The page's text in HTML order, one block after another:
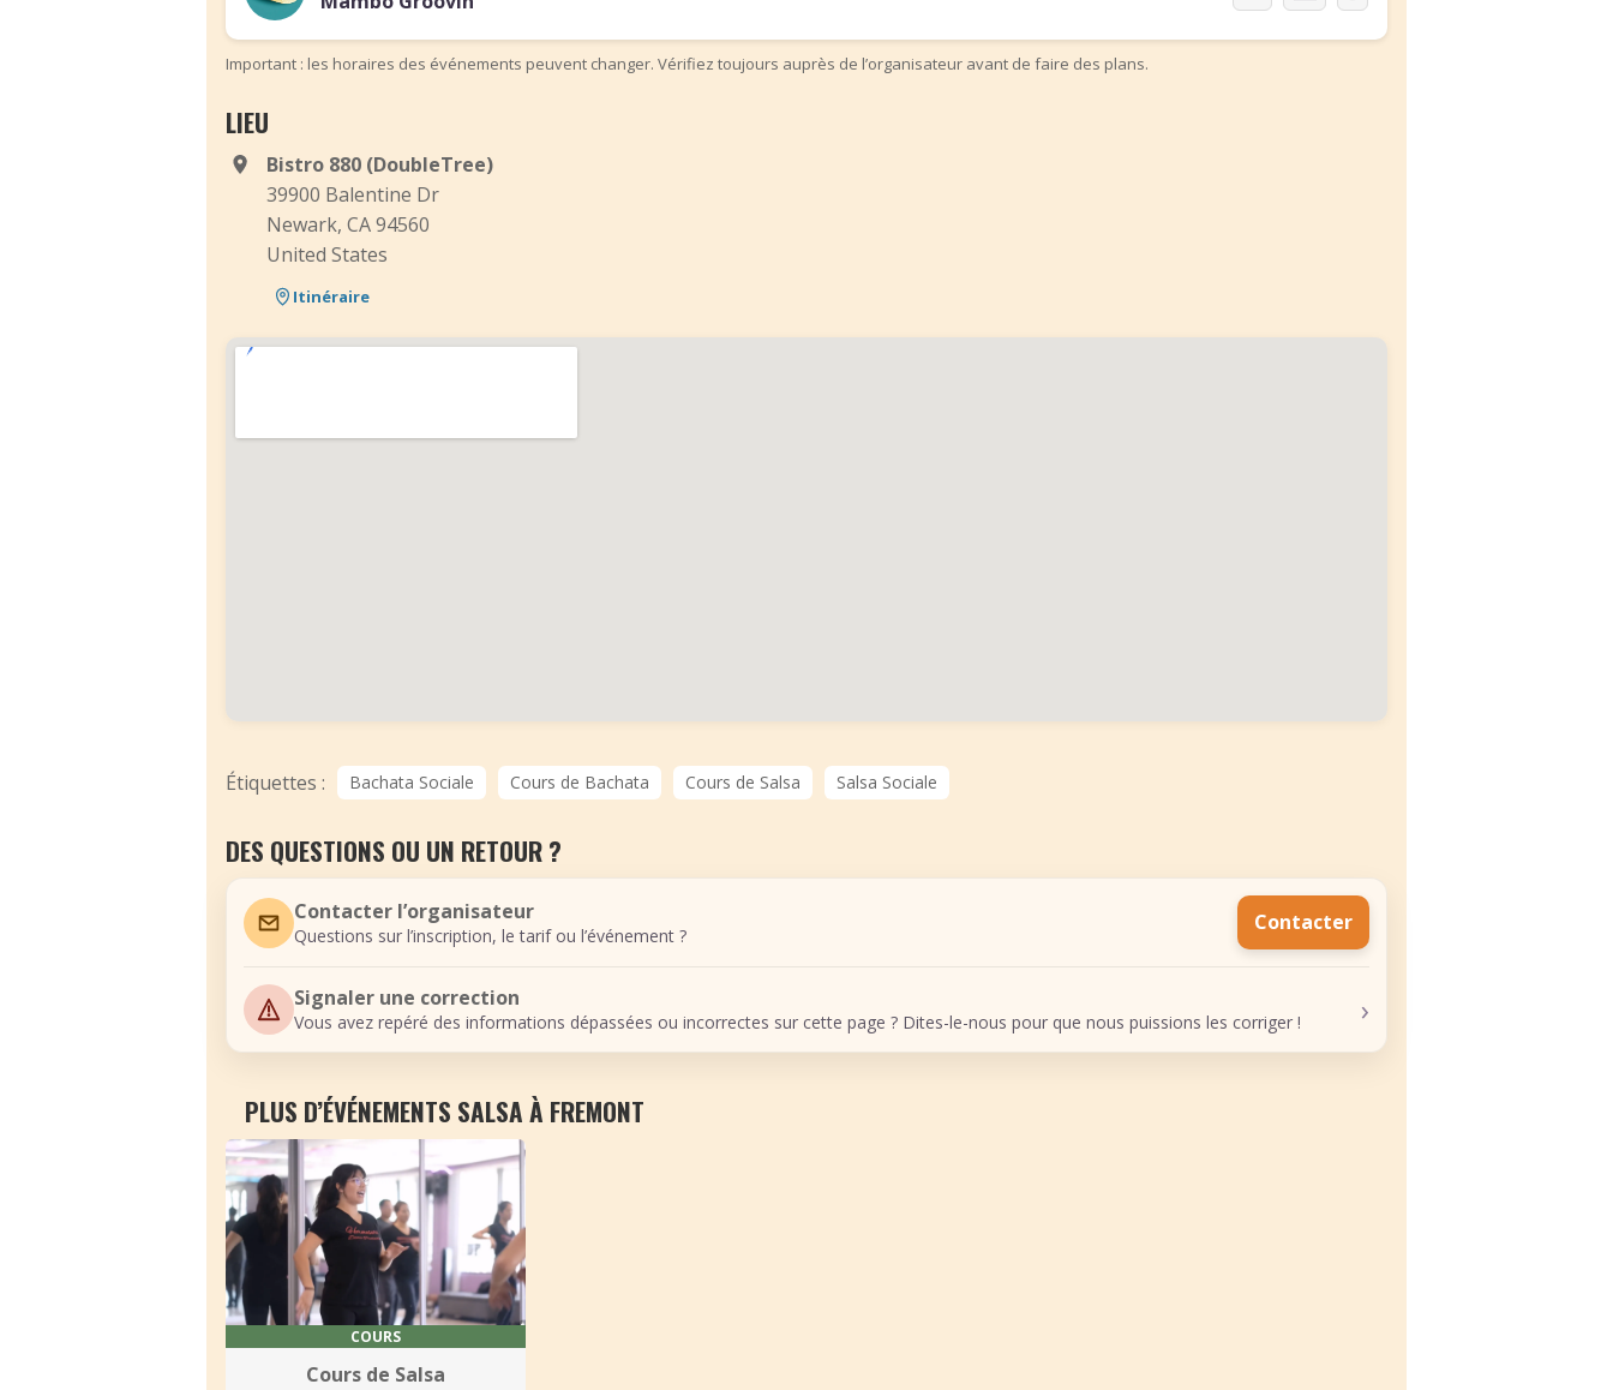
Important : les horaires des événements peuvent changer. Vérifiez toujours auprès de l’organisateur avant de faire des plans.
LIEU
Bistro 880 (DoubleTree)
39900 Balentine Dr
Newark, CA 94560
United States
Itinéraire
Étiquettes : Bachata Sociale Cours de Bachata Cours de Salsa Salsa Sociale
DES QUESTIONS OU UN RETOUR ?
Contacter l’organisateur
Questions sur l’inscription, le tarif ou l’événement ? Contacter
Signaler une correction
Vous avez repéré des informations dépassées ou incorrectes sur cette page ? Dites-le-nous pour que nous puissions les corriger ! ›
PLUS D’ÉVÉNEMENTS SALSA À FREMONT
COURS
Cours de Salsa